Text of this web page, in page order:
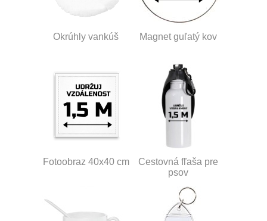
Okrúhly vankúš Magnet guľatý kov
Fotoobraz 40x40 cm
Cestovná fľaša pre
psov